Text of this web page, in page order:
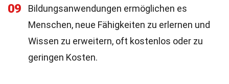
09
Bildungsanwendungen ermöglichen es
Menschen, neue Fähigkeiten zu erlernen und
Wissen zu erweitern, oft kostenlos oder zu
geringen Kosten.